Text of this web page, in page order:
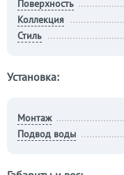
Поверхность
Коллекция
Стиль
Установка:
Монтаж
Подвод воды